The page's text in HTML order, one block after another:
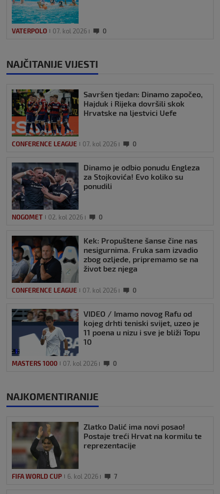
VATERPOLO 07. kol 2026 0
NAJČITANIJE VIJESTI
Savršen tjedan: Dinamo započeo,
Hajduk i Rijeka dovršili skok
Hrvatske na ljestvici Uefe
CONFERENCE LEAGUE 07. kol 2026 0
Dinamo je odbio ponudu Engleza
za Stojkovića! Evo koliko su
ponudili
NOGOMET 02. kol 2026 0
Kek: Propuštene šanse čine nas
nesigurnima. Fruka sam izvadio
zbog ozljede, pripremamo se na
život bez njega
CONFERENCE LEAGUE 07. kol 2026 0
VIDEO / Imamo novog Rafu od
kojeg drhti teniski svijet, uzeo je
11 poena u nizu i sve je bliži Topu
10
MASTERS 1000 07. kol 2026 0
NAJKOMENTIRANIJE
Zlatko Dalić ima novi posao!
Postaje treći Hrvat na kormilu te
reprezentacije
FIFA WORLD CUP 6. kol 2026 7